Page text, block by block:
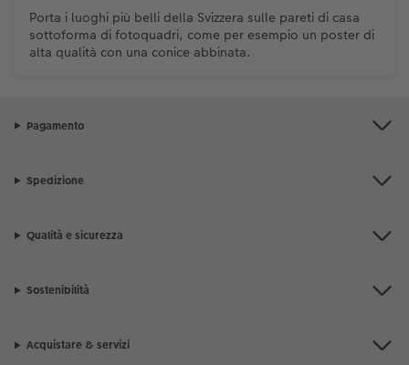
Porta i luoghi più belli della Svizzera sulle pareti di casa
sottoforma di fotoquadri, come per esempio un poster di
alta qualità con una conice abbinata.
Pagamento
Spedizione
Qualità e sicurezza
Sostenibilità
Acquistare & servizi